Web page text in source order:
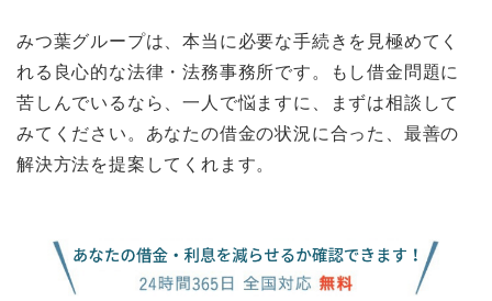
みつ葉グループは、本当に必要な手続きを見極めてく
れる良心的な法律・法務事務所です。もし借金問題に
苦しんでいるなら、一人で悩ますに、まずは相談して
みてください。あなたの借金の状況に合った、最善の
解決方法を提案してくれます。